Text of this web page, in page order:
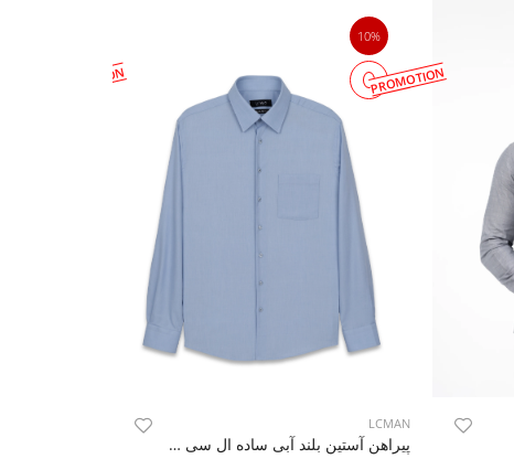
10%
PROMOTION
LCMAN
پیراهن آستین بلند آبی ساده ال سی من 48
PROMOTION